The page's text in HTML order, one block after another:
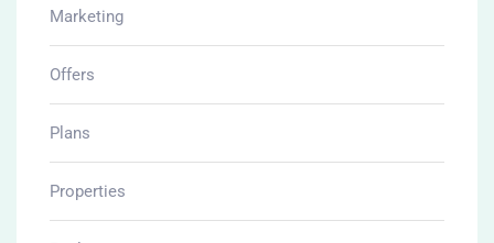
Marketing
Offers
Plans
Properties